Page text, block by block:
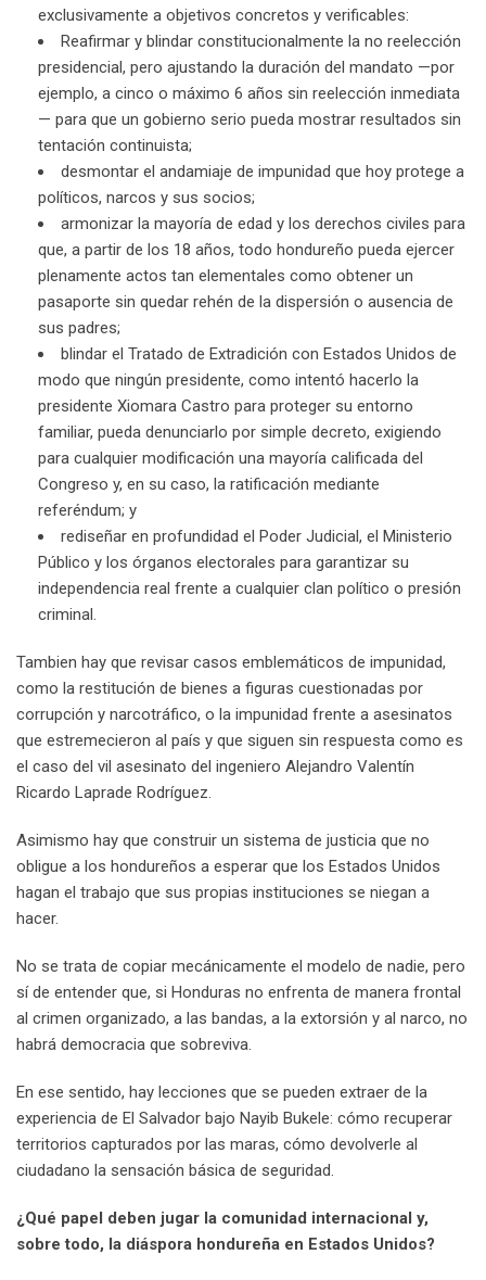
exclusivamente a objetivos concretos y verificables:
Reafirmar y blindar constitucionalmente la no reelección
presidencial, pero ajustando la duración del mandato —por
ejemplo, a cinco o máximo 6 años sin reelección inmediata
— para que un gobierno serio pueda mostrar resultados sin
tentación continuista;
desmontar el andamiaje de impunidad que hoy protege a
políticos, narcos y sus socios;
armonizar la mayoría de edad y los derechos civiles para
que, a partir de los 18 años, todo hondureño pueda ejercer
plenamente actos tan elementales como obtener un
pasaporte sin quedar rehén de la dispersión o ausencia de
sus padres;
blindar el Tratado de Extradición con Estados Unidos de
modo que ningún presidente, como intentó hacerlo la
presidente Xiomara Castro para proteger su entorno
familiar, pueda denunciarlo por simple decreto, exigiendo
para cualquier modificación una mayoría calificada del
Congreso y, en su caso, la ratificación mediante
referéndum; y
rediseñar en profundidad el Poder Judicial, el Ministerio
Público y los órganos electorales para garantizar su
independencia real frente a cualquier clan político o presión
criminal.
Tambien hay que revisar casos emblemáticos de impunidad,
como la restitución de bienes a figuras cuestionadas por
corrupción y narcotráfico, o la impunidad frente a asesinatos
que estremecieron al país y que siguen sin respuesta como es
el caso del vil asesinato del ingeniero Alejandro Valentín
Ricardo Laprade Rodríguez.
Asimismo hay que construir un sistema de justicia que no
obligue a los hondureños a esperar que los Estados Unidos
hagan el trabajo que sus propias instituciones se niegan a
hacer.
No se trata de copiar mecánicamente el modelo de nadie, pero
sí de entender que, si Honduras no enfrenta de manera frontal
al crimen organizado, a las bandas, a la extorsión y al narco, no
habrá democracia que sobreviva.
En ese sentido, hay lecciones que se pueden extraer de la
experiencia de El Salvador bajo Nayib Bukele: cómo recuperar
territorios capturados por las maras, cómo devolverle al
ciudadano la sensación básica de seguridad.
¿Qué papel deben jugar la comunidad internacional y,
sobre todo, la diáspora hondureña en Estados Unidos?